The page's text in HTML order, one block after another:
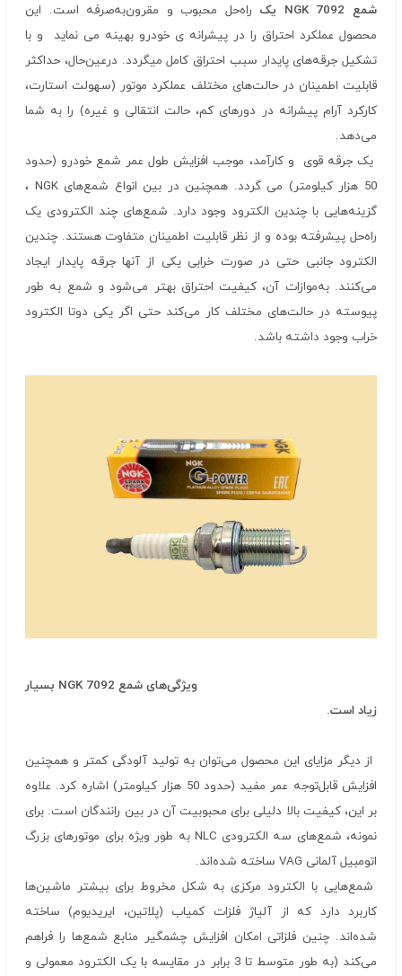
شمعNGK 7092 یک راه‌حل محبوب و مقرون‌به‌صرفه است. این
محصول عملکرد احتراق را در پیشرانه ی خودرو بهینه می نماید و با
تشکیل جرقه‌های پایدار سبب احتراق کامل میگردد. درعین‌حال، حداکثر
قابلیت اطمینان در حالت‌های مختلف عملکرد موتور (سهولت استارت،
کارکرد آرام پیشرانه در دورهای کم، حالت انتقالی و غیره) را به شما
می‌دهد.
یک جرقه قوی و کارآمد، موجب افزایش طول عمر شمع خودرو (حدود
50 هزار کیلومتر) می گردد. همچنین در بین انواع شمع‌های NGK ،
گزینه‌هایی با چندین الکترود وجود دارد. شمع‌های چند الکترودی یک
راه‌حل پیشرفته بوده و از نظر قابلیت اطمینان متفاوت هستند. چندین
الکترود جانبی حتی در صورت خرابی یکی از آنها جرقه پایدار ایجاد
می‌کنند. به‌موازات آن، کیفیت احتراق بهتر می‌شود و شمع به طور
پیوسته در حالت‌های مختلف کار می‌کند حتی اگر یکی دوتا الکترود
خراب وجود داشته باشد.
ویژگی‌های شمعNGK 7092
بسیار
زیاد است.
از دیگر مزایای این محصول می‌توان به تولید آلودگی کمتر و همچنین
افزایش قابل‌توجه عمر مفید (حدود 50 هزار کیلومتر) اشاره کرد. علاوه
بر این، کیفیت بالا دلیلی برای محبوبیت آن در بین رانندگان است. برای
نمونه، شمع‌های سه الکترودی NLC به طور ویژه برای موتورهای بزرگ
اتومبیل آلمانی VAG ساخته شده‌اند.
شمع‌هایی با الکترود مرکزی به شکل مخروط برای بیشتر ماشین‌ها
کاربرد دارد که از آلیاژ فلزات کمیاب (پلاتین، ایریدیوم) ساخته
شده‌اند. چنین فلزاتی امکان افزایش چشمگیر منابع شمع‌ها را فراهم
می‌کند (به طور متوسط تا 3 برابر در مقایسه با یک الکترود معمولی و